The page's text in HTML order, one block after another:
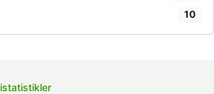
10
istatistikler